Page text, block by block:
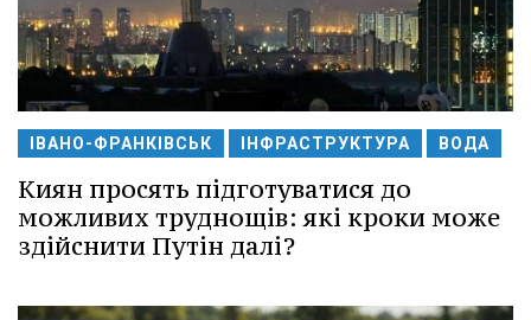
ІВАНО-ФРАНКІВСЬК ІНФРАСТРУКТУРА ВОДА
Киян просять підготуватися до
можливих труднощів: які кроки може
здійснити Путін далі?